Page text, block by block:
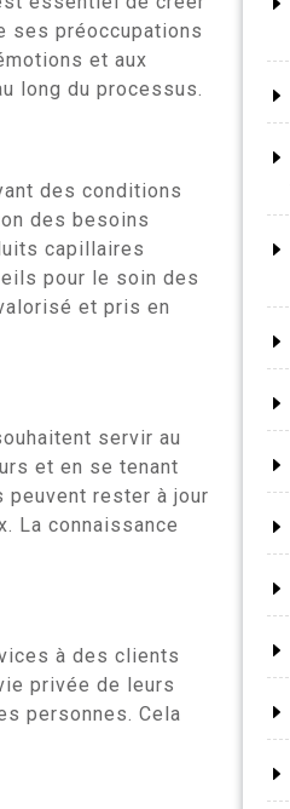
ses préoccupations
et aux
long du processus.
des conditions
des besoins
capillaires
pour le soin des
et pris en
servir au
et en se tenant
rester à jour
La connaissance
à des clients
privée de leurs
personnes. Cela